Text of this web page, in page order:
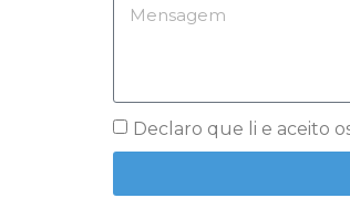
Declaro que li e aceito